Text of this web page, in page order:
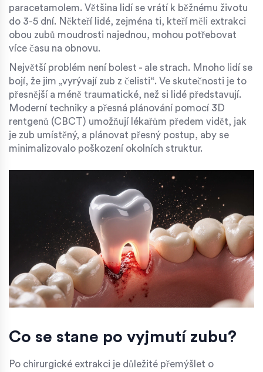
paracetamolem. Většina lidí se vrátí k běžnému životu
do 3-5 dní. Někteří lidé, zejména ti, kteří měli extrakci
obou zubů moudrosti najednou, mohou potřebovat
více času na obnovu.
Největší problém není bolest - ale strach. Mnoho lidí se
bojí, že jim „vyrývají zub z čelisti“. Ve skutečnosti je to
přesnější a méně traumatické, než si lidé představují.
Moderní techniky a přesná plánování pomocí 3D
rentgenů (CBCT) umožňují lékařům předem vidět, jak
je zub umístěný, a plánovat přesný postup, aby se
minimalizovalo poškození okolních struktur.
Co se stane po vyjmutí zubu?
Po chirurgické extrakci je důležité přemýšlet o